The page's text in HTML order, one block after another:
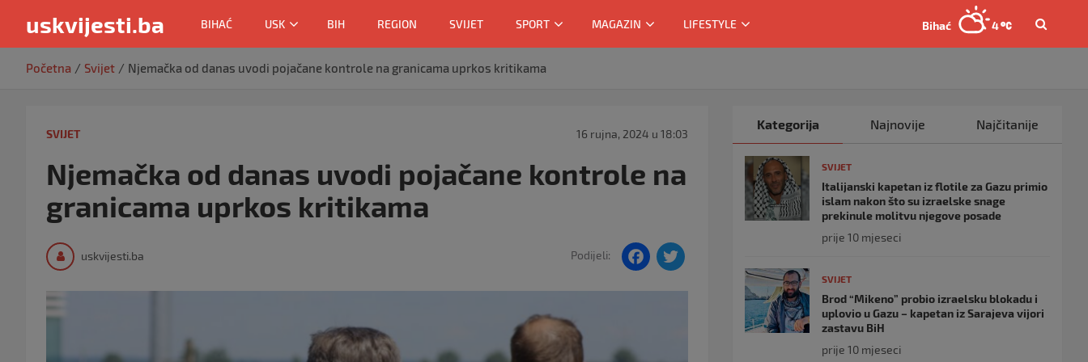
uskvijesti.ba BIHAĆ USK BIH REGION SVIJET SPORT MAGAZIN LIFESTYLE Bihać 4
Početna Svijet Njemačka od danas uvodi pojačane kontrole na granicama uprkos kritikama
SVIJET 16 rujna, 2024 u 18:03
Njemačka od danas uvodi pojačane kontrole na
granicama uprkos kritikama
uskvijesti.ba Podijeli:
F
Kategorija Najnovije Najčitanije
SVIJET
Italijanski kapetan iz flotile za Gazu primio
islam nakon što su izraelske snage
prekinule molitvu njegove posade
prije 10 mjeseci
SVIJET
Brod “Mikeno” probio izraelsku blokadu i
uplovio u Gazu – kapetan iz Sarajeva vijori
zastavu BiH
prije 10 mjeseci